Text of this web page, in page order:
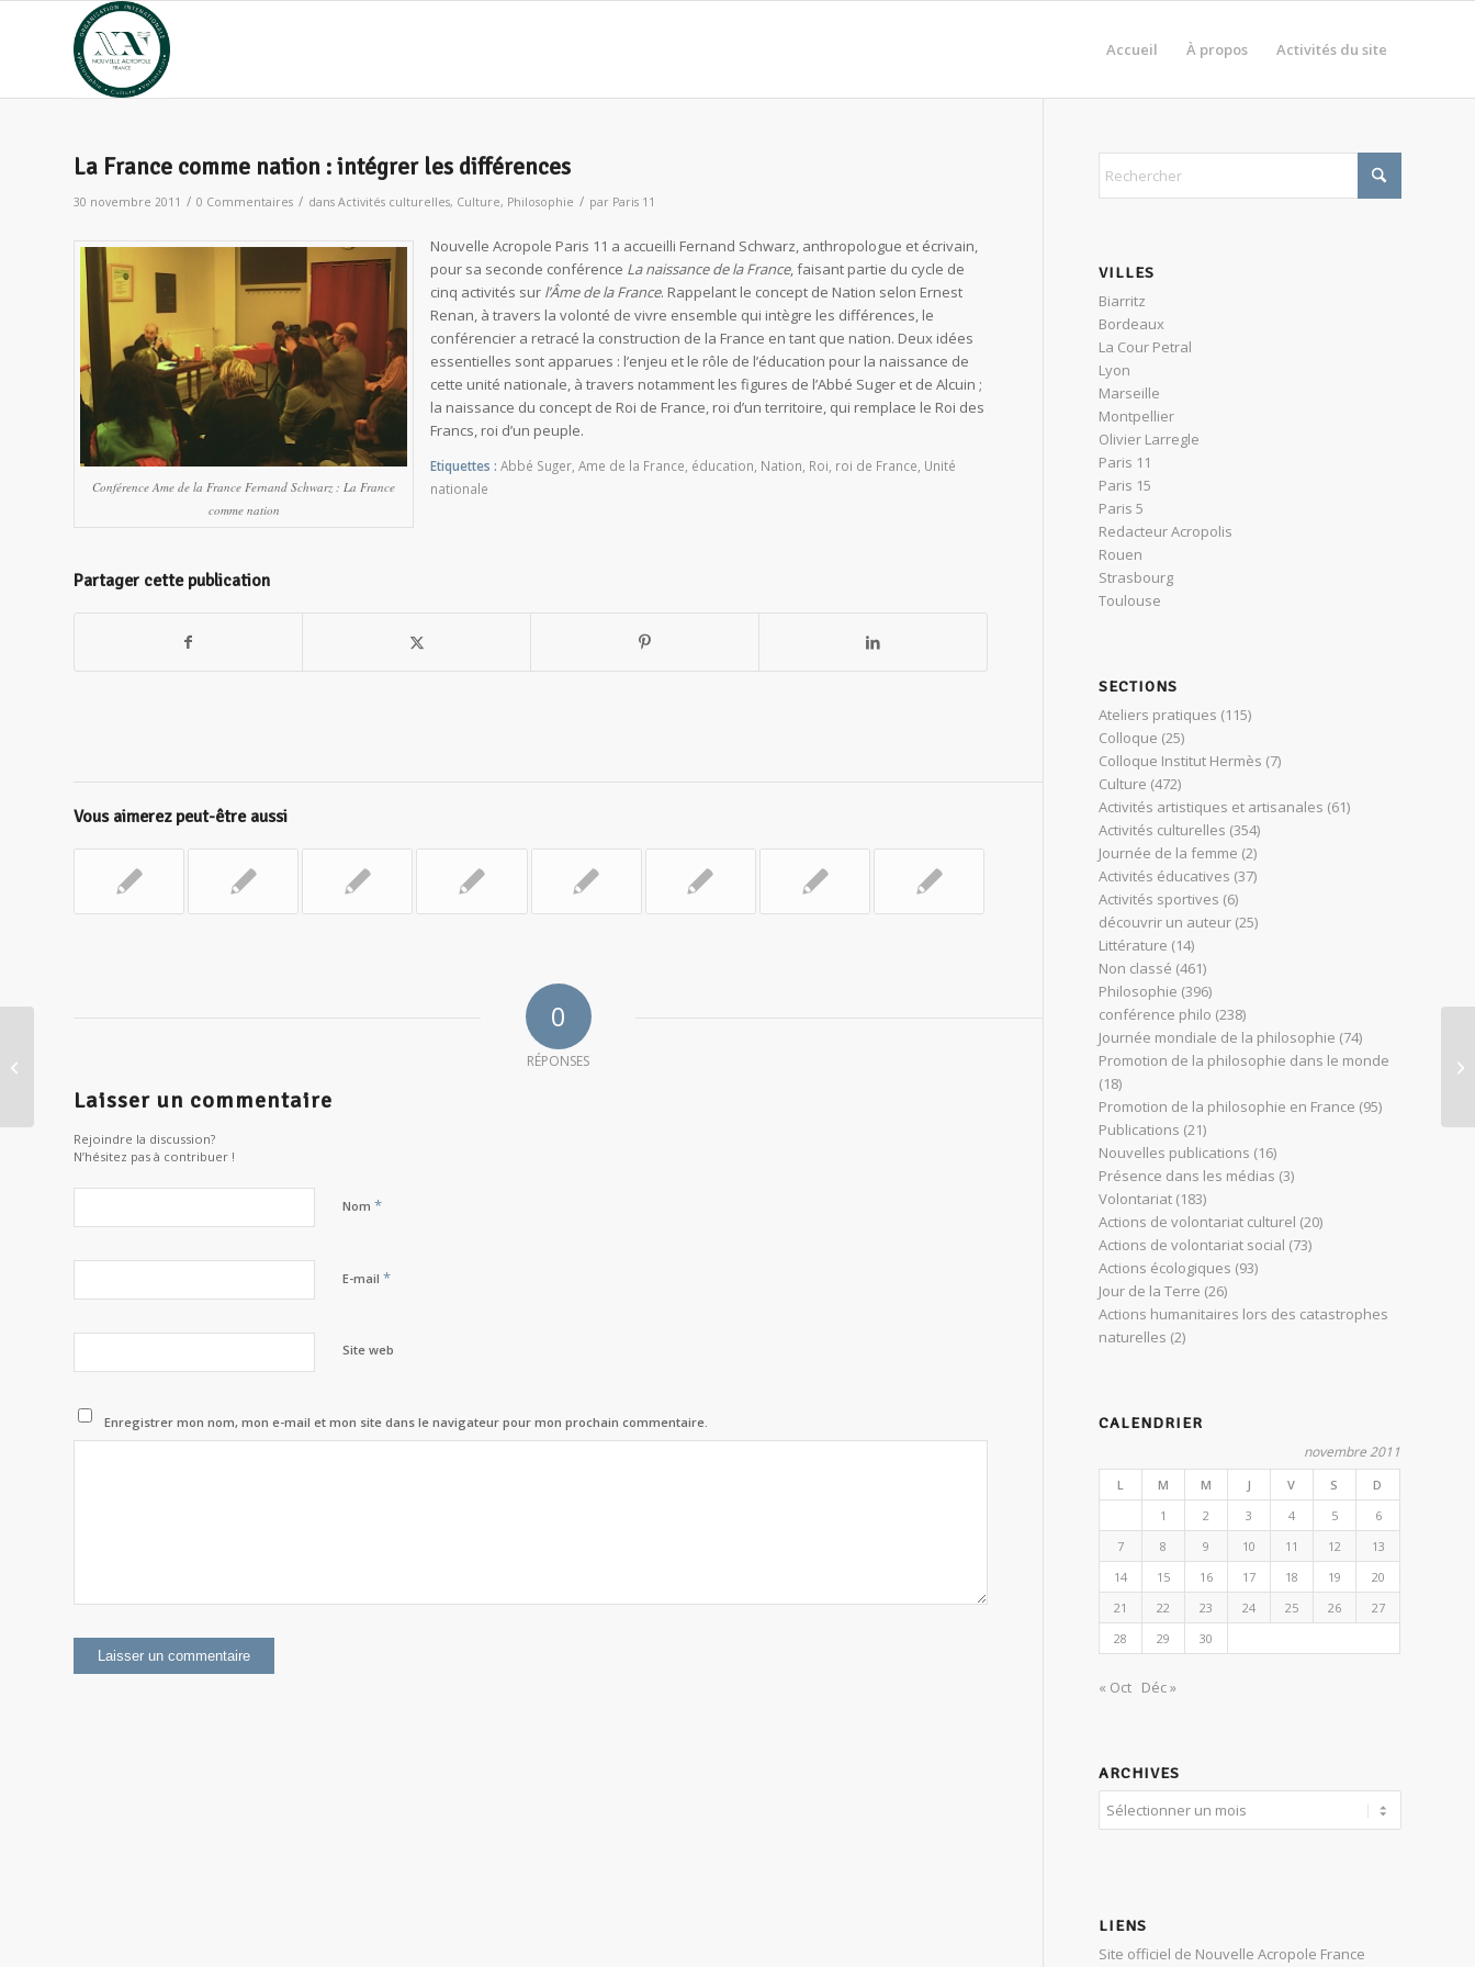
Accueil À propos Activités du site
La France comme nation : intégrer les différences
30 novembre 2011 / 0 Commentaires / dans Activités culturelles, Culture, Philosophie / par Paris 11
Conférence Ame de la France Fernand Schwarz : La France
comme nation
Nouvelle Acropole Paris 11 a accueilli Fernand Schwarz, anthropologue et écrivain,
pour sa seconde conférence La naissance de la France, faisant partie du cycle de
cinq activités sur l’Âme de la France. Rappelant le concept de Nation selon Ernest
Renan, à travers la volonté de vivre ensemble qui intègre les différences, le
conférencier a retracé la construction de la France en tant que nation. Deux idées
essentielles sont apparues : l’enjeu et le rôle de l’éducation pour la naissance de
cette unité nationale, à travers notamment les figures de l’Abbé Suger et de Alcuin ;
la naissance du concept de Roi de France, roi d’un territoire, qui remplace le Roi des
Francs, roi d’un peuple.
Etiquettes : Abbé Suger Ame de la France éducation Nation Roi roi de France Unité
nationale
Partager cette publication
Vous aimerez peut-être aussi
0
RÉPONSES
Laisser un commentaire
Rejoindre la discussion?
N’hésitez pas à contribuer !
Nom *
E-mail *
Site web
Enregistrer mon nom, mon e-mail et mon site dans le navigateur pour mon prochain commentaire.
VILLES
Biarritz
Bordeaux
La Cour Petral
Lyon
Marseille
Montpellier
Olivier Larregle
Paris 11
Paris 15
Paris 5
Redacteur Acropolis
Rouen
Strasbourg
Toulouse
SECTIONS
Ateliers pratiques (115)
Colloque (25)
Colloque Institut Hermès (7)
Culture (472)
Activités artistiques et artisanales (61)
Activités culturelles (354)
Journée de la femme (2)
Activités éducatives (37)
Activités sportives (6)
découvrir un auteur (25)
Littérature (14)
Non classé (461)
Philosophie (396)
conférence philo (238)
Journée mondiale de la philosophie (74)
Promotion de la philosophie dans le monde
(18)
Promotion de la philosophie en France (95)
Publications (21)
Nouvelles publications (16)
Présence dans les médias (3)
Volontariat (183)
Actions de volontariat culturel (20)
Actions de volontariat social (73)
Actions écologiques (93)
Jour de la Terre (26)
Actions humanitaires lors des catastrophes
naturelles (2)
CALENDRIER
novembre 2011
L M M J V S
D
1
2 3 4 5
6
7
8 9 10 11 12
13
14
15 16 17 18 19
20
21
22 23 24 25 26
27
28
29 30
« Oct Déc »
ARCHIVES
LIENS
Site officiel de Nouvelle Acropole France
philosophie...